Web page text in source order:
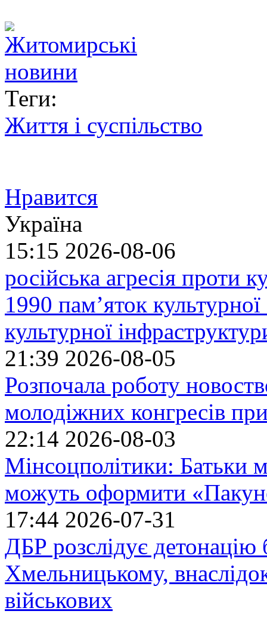
Теги:
Життя і суспільство
Нравится
Україна
15:15 2026-08-06
російська агресія проти
1990 пам’яток
культурної
21:39 2026-08-05
Розпочала роботу
молодіжних конгресів
22:14 2026-08-03
Мінсоцполітики: Батьки
можуть оформити
17:44 2026-07-31
ДБР розслідує детонацію
Хмельницькому,
військових